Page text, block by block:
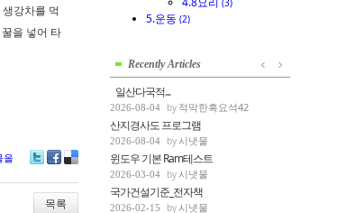
강차를 먹
을 넣어 타
을
itte ce
bo
lici
ou
목록
(3)
5.운동 (2)
Recently Articles
일산다국적...
2026-08-04 적막한흑요석42
산지경사도 프로그램
2026-08-04 시냇물
윈도우 기본 Ram테스트
2026-03-04 시냇물
국가건설기준_전자책
2026-02-15 시냇물